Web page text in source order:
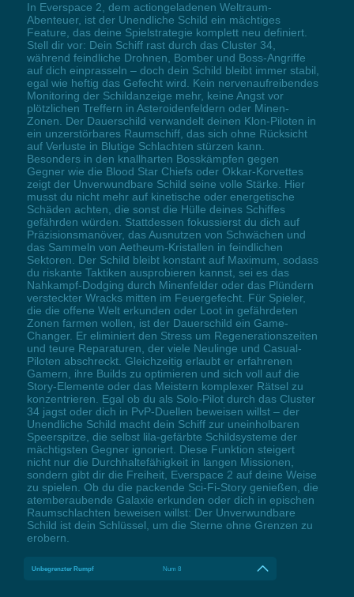
In Everspace 2, dem actiongeladenen Weltraum-
Abenteuer, ist der Unendliche Schild ein mächtiges
Feature, das deine Spielstrategie komplett neu definiert.
Stell dir vor: Dein Schiff rast durch das Cluster 34,
während feindliche Drohnen, Bomber und Boss-Angriffe
auf dich einprasseln – doch dein Schild bleibt immer stabil,
egal wie heftig das Gefecht wird. Kein nervenaufreibendes
Monitoring der Schildanzeige mehr, keine Angst vor
plötzlichen Treffern in Asteroidenfeldern oder Minen-
Zonen. Der Dauerschild verwandelt deinen Klon-Piloten in
ein unzerstörbares Raumschiff, das sich ohne Rücksicht
auf Verluste in Blutige Schlachten stürzen kann.
Besonders in den knallharten Bosskämpfen gegen
Gegner wie die Blood Star Chiefs oder Okkar-Korvettes
zeigt der Unverwundbare Schild seine volle Stärke. Hier
musst du nicht mehr auf kinetische oder energetische
Schäden achten, die sonst die Hülle deines Schiffes
gefährden würden. Stattdessen fokussierst du dich auf
Präzisionsmanöver, das Ausnutzen von Schwächen und
das Sammeln von Aetheum-Kristallen in feindlichen
Sektoren. Der Schild bleibt konstant auf Maximum, sodass
du riskante Taktiken ausprobieren kannst, sei es das
Nahkampf-Dodging durch Minenfelder oder das Plündern
versteckter Wracks mitten im Feuergefecht. Für Spieler,
die die offene Welt erkunden oder Loot in gefährdeten
Zonen farmen wollen, ist der Dauerschild ein Game-
Changer. Er eliminiert den Stress um Regenerationszeiten
und teure Reparaturen, der viele Neulinge und Casual-
Piloten abschreckt. Gleichzeitig erlaubt er erfahrenen
Gamern, ihre Builds zu optimieren und sich voll auf die
Story-Elemente oder das Meistern komplexer Rätsel zu
konzentrieren. Egal ob du als Solo-Pilot durch das Cluster
34 jagst oder dich in PvP-Duellen beweisen willst – der
Unendliche Schild macht dein Schiff zur uneinholbaren
Speerspitze, die selbst lila-gefärbte Schildsysteme der
mächtigsten Gegner ignoriert. Diese Funktion steigert
nicht nur die Durchhaltefähigkeit in langen Missionen,
sondern gibt dir die Freiheit, Everspace 2 auf deine Weise
zu spielen. Ob du die packende Sci-Fi-Story genießen, die
atemberaubende Galaxie erkunden oder dich in epischen
Raumschlachten beweisen willst: Der Unverwundbare
Schild ist dein Schlüssel, um die Sterne ohne Grenzen zu
erobern.
Unbegrenzter Rumpf Num 8